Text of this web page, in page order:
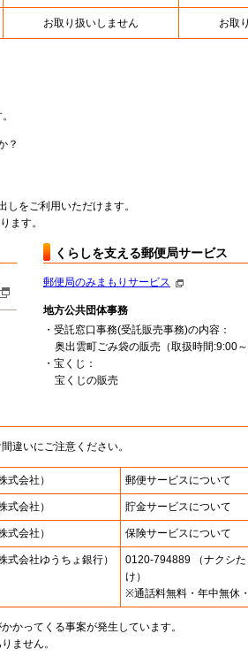
お取り扱いしません お取
？
をご利用いただけます。
ます。
くらしを支える郵便局サービス
郵便局のみまもりサービス
地方公共団体事務
・受託窓口事務(受託販売事務)の内容：
奥出雲町ごみ袋の販売（取扱時間:9:00～
・宝くじ：
宝くじの販売
違いにご注意ください。
式会社） 郵便サービスについて
式会社） 貯金サービスについて
式会社） 保険サービスについて
株式会社ゆうちょ銀行）
0120-794889 （ナクシ
け）
※通話料無料・年中無休
かってくる事案が発生しています。
ません。